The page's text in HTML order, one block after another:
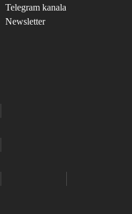
Telegram kanala
Newsletter